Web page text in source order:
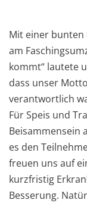
Mit einer bunten
am
kommt“ lautete
dass unser
verantwortlich
Für Speis und
Beisammensein
es den
freuen uns auf
kurzfristig
Besserung.